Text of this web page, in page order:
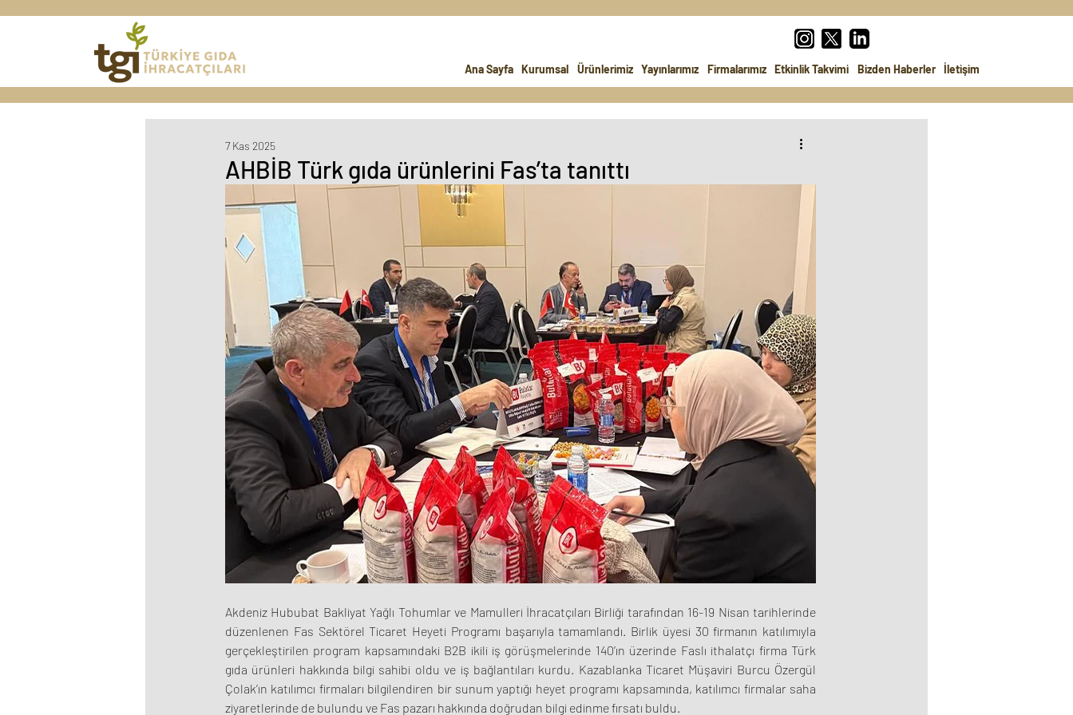
Ana Sayfa Kurumsal Ürünlerimiz Yayınlarımız Firmalarımız Etkinlik Takvimi Bizden Haberler İletişim
AHBİB Türk gıda ürünlerini Fas’ta tanıttı
7 Kas 2025
Akdeniz Hububat Bakliyat Yağlı Tohumlar ve Mamulleri İhracatçıları Birliği tarafından 16-19 Nisan tarihlerinde
düzenlenen Fas Sektörel Ticaret Heyeti Programı başarıyla tamamlandı. Birlik üyesi 30 firmanın katılımıyla
gerçekleştirilen program kapsamındaki B2B ikili iş görüşmelerinde 140’ın üzerinde Faslı ithalatçı firma Türk
gıda ürünleri hakkında bilgi sahibi oldu ve iş bağlantıları kurdu. Kazablanka Ticaret Müşaviri Burcu Özergül
Çolak’ın katılımcı firmaları bilgilendiren bir sunum yaptığı heyet programı kapsamında, katılımcı firmalar saha
ziyaretlerinde de bulundu ve Fas pazarı hakkında doğrudan bilgi edinme fırsatı buldu.